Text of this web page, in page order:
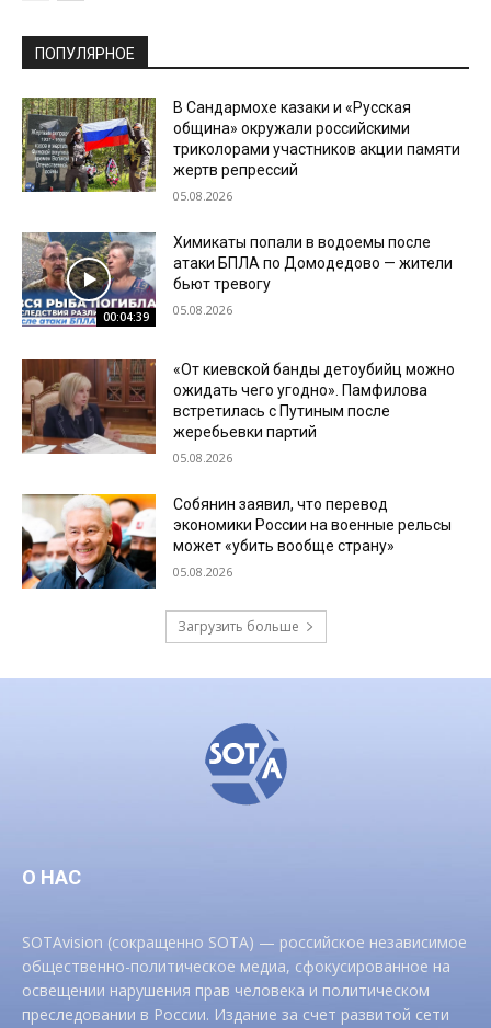
ПОПУЛЯРНОЕ
В Сандармохе казаки и «Русская
община» окружали российскими
триколорами участников акции памяти
жертв репрессий
05.08.2026
00:04:39
Химикаты попали в водоемы после
атаки БПЛА по Домодедово — жители
бьют тревогу
05.08.2026
«От киевской банды детоубийц можно
ожидать чего угодно». Памфилова
встретилась с Путиным после
жеребьевки партий
05.08.2026
Собянин заявил, что перевод
экономики России на военные рельсы
может «убить вообще страну»
05.08.2026
Загрузить больше
О НАС
SOTAvision (сокращенно SOTA) — российское независимое
общественно-политическое медиа, сфокусированное на
освещении нарушения прав человека и политическом
преследовании в России. Издание за счет развитой сети